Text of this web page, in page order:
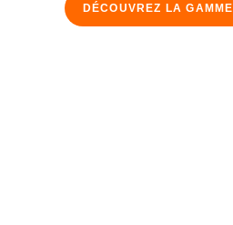
DÉCOUVREZ LA